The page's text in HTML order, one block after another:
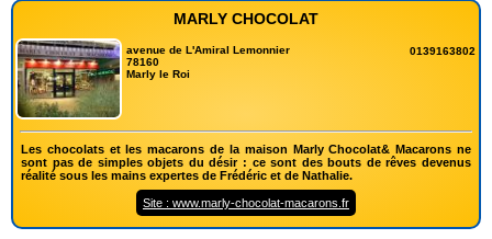
MARLY CHOCOLAT
avenue de L'Amiral Lemonnier
78160
Marly le Roi
0139163802
Les chocolats et les macarons de la maison Marly Chocolat& Macarons ne
sont pas de simples objets du désir : ce sont des bouts de rêves devenus
réalité sous les mains expertes de Frédéric et de Nathalie.
Site : www.marly-chocolat-macarons.fr